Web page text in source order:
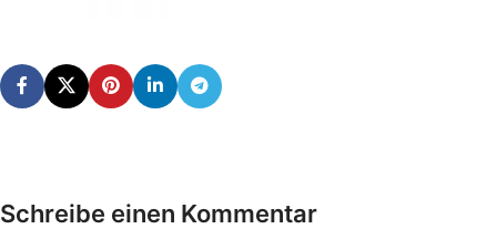
Schreibe einen Kommentar